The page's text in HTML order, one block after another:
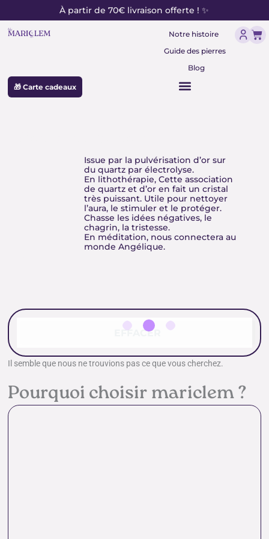
au
contenu
À partir de 70€ livraison offerte ! ✨
Notre histoire
Guide des pierres
Blog
🎁 Carte cadeaux
Issue par la pulvérisation d’or sur
du quartz par électrolyse.
En lithothérapie, Cette association
de quartz et d’or en fait un cristal
très puissant. Utile pour nettoyer
l’aura, le stimuler et le protéger.
Chasse les idées négatives, le
chagrin, la tristesse.
En méditation, nous connectera au
monde Angélique.
EFFACER
Il semble que nous ne trouvions pas ce que vous cherchez.
Pourquoi choisir mariclem ?